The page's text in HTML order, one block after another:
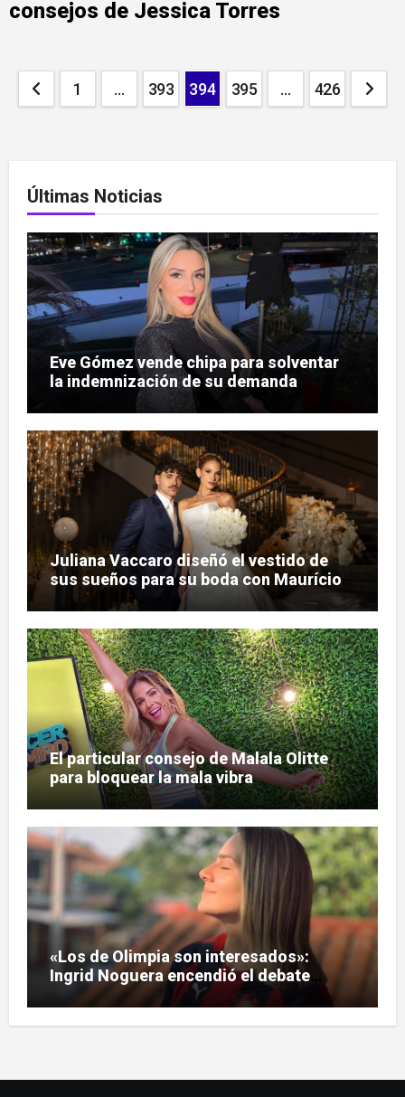
consejos de Jessica Torres
Paginación
1 … 393 394 395 … 426
Últimas Noticias
Eve Gómez vende chipa para solventar
la indemnización de su demanda
Juliana Vaccaro diseñó el vestido de
sus sueños para su boda con Maurício
Prado
El particular consejo de Malala Olitte
para bloquear la mala vibra
«Los de Olimpia son interesados»:
Ingrid Noguera encendió el debate
sobre las hinchadas